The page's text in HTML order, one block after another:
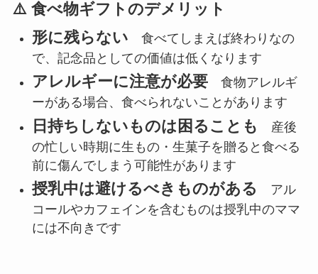
⚠️ 食べ物ギフトのデメリット
形に残らない 食べてしまえば終わりなの
で、記念品としての価値は低くなります
アレルギーに注意が必要食物アレルギ
ーがある場合、食べられないことがあります
日持ちしないものは困ることも
産後
の忙しい時期に生もの・生菓子を贈ると食べる
前に傷んでしまう可能性があります
授乳中は避けるべきものがある
アル
コールやカフェインを含むものは授乳中のママ
には不向きです